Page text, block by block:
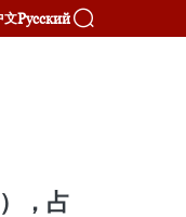
文Русский
，占